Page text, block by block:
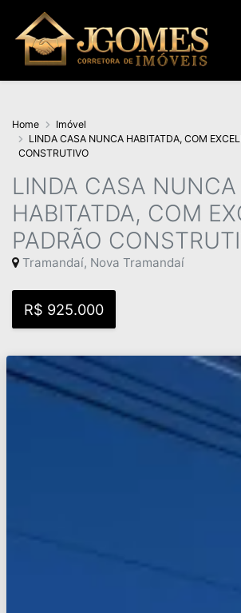
Home
Imóvel
LINDA CASA NUNCA HABITATDA, COM
CONSTRUTIVO
LINDA CASA NUNCA
HABITATDA, COM
PADRÃO
Tramandaí, Nova Tramandaí
R$ 925.000